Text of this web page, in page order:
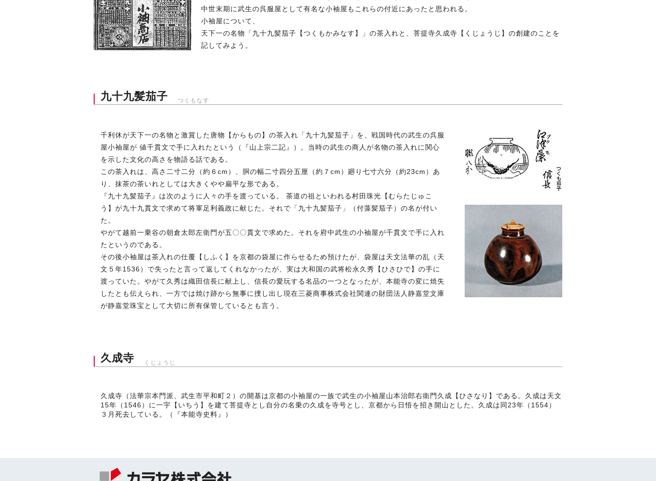
中世末期に武生の呉服屋として有名な小袖屋もこれらの付近にあったと思われる。
小袖屋について、
天下一の名物「九十九髪茄子【つくもかみなす】」の茶入れと、菩提寺久成寺【くじょうじ】の創建のことを
記してみよう。
九十九髪茄子 つくもなす
千利休が天下一の名物と激賞した唐物【からもの】の茶入れ「九十九髪茄子」を、戦国時代の武生の呉服
屋小袖屋が 値千貫文で手に入れたという（『山上宗二記』）。当時の武生の商人が名物の茶入れに関心
を示した文化の高さを物語る話である。
この茶入れは、高さ二寸二分（約６cm）、胴の幅二寸四分五厘（約７cm）廻り七寸六分（約23cm）あ
り、抹茶の茶いれとしては大きくやや扁平な形である。
『九十九髪茄子』は次のように人々の手を渡っている。 茶道の祖といわれる村田珠光【むらたじゅこ
う】が九十九貫文で求めて将軍足利義政に献じた。それで「九十九髪茄子」（付藻髪茄子）の名が付い
た。
やがて越前一乗谷の朝倉太郎左衛門が五〇〇貫文で求めた。それを府中武生の小袖屋が千貫文で手に入れ
たというのである。
その後小袖屋は茶入れの仕覆【しふく】を京都の袋屋に作らせるため預けたが、袋屋は天文法華の乱（天
文５年1536）で失ったと言って返してくれなかったが、実は大和国の武将松永久秀【ひさひで】の手に
渡っていた。やがて久秀は織田信長に献上し、信長の愛玩する名品の一つとなったが、本能寺の変に焼失
したとも伝えられ、一方では焼け跡から無事に捜し出し現在三菱商事株式会社関連の財団法人静嘉堂文庫
が静嘉堂珠宝として大切に所有保管しているとも言う。
久成寺 くじょうじ
久成寺（法華宗本門派、武生市平和町２）の開基は京都の小袖屋の一族で武生の小袖屋山本治郎右衛門久成【ひさなり】である。久成は天文
15年（1546）に一宇【いちう】を建て菩提寺とし自分の名乗の久成を寺号とし、京都から日悟を招き開山とした。久成は同23年（1554）
３月死去している。（『本能寺史料』）